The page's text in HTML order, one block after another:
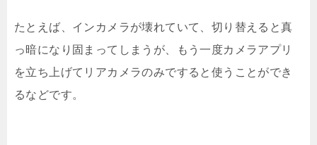
たとえば、インカメラが壊れていて、切り替えると真
っ暗になり固まってしまうが、もう一度カメラアプリ
を立ち上げてリアカメラのみですると使うことができ
るなどです。